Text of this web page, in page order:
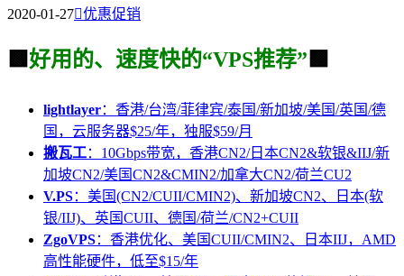
2020-01-27优惠促销
🟩 好用的、速度快的“VPS推荐” 🟩
lightlayer：香港/台湾/菲律宾/泰国/新加坡/美国/英国/德
国，云服务器$25/年，独服$59/月
搬瓦工：10Gbps带宽，香港CN2/日本CN2&软银&IIJ/新
加坡CN2/美国CN2&CMIN2/加拿大CN2/荷兰CU2
V.PS：美国(CN2/CUII/CMIN2)、新加坡CN2、日本(软
银/IIJ)、英国CUII、德国/荷兰/CN2+CUII
ZgoVPS：香港优化、美国CUII/CMIN2、日本IIJ，AMD
高性能硬件，低至$15/年